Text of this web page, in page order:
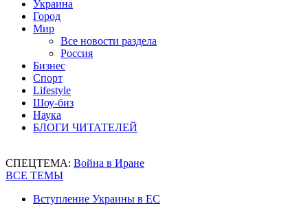
Украина
Город
Мир
Все новости раздела
Россия
Бизнес
Спорт
Lifestyle
Шоу-биз
Наука
БЛОГИ ЧИТАТЕЛЕЙ
СПЕЦТЕМА: Война в Иране
ВСЕ ТЕМЫ
Вступление Украины в ЕС